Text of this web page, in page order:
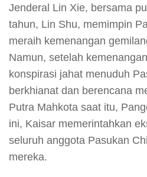
Jenderal Lin Xie, bersama
tahun, Lin Shu, memimpin
meraih kemenangan
Namun, setelah
konspirasi jahat menuduh
berkhianat dan berencana
Putra Mahkota saat itu,
ini, Kaisar memerintahkan
seluruh anggota Pasukan
mereka.